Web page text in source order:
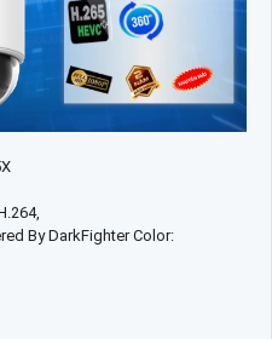
By DarkFighter Color: